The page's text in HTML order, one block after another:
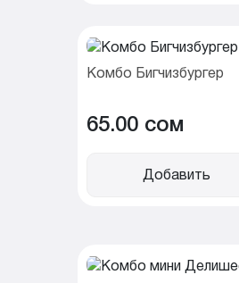
Комбо Бигчизбургер
65.00 cом
Добавить